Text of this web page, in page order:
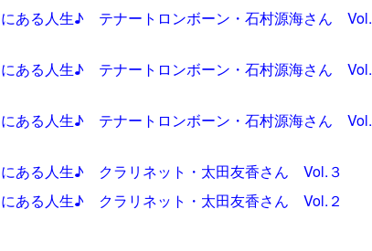
ある人生♪ テナートロンボーン・石村源海さん Vol.
ある人生♪ テナートロンボーン・石村源海さん Vol.
ある人生♪ テナートロンボーン・石村源海さん Vol.
ある人生♪ クラリネット・太田友香さん Vol.３
ある人生♪ クラリネット・太田友香さん Vol.２